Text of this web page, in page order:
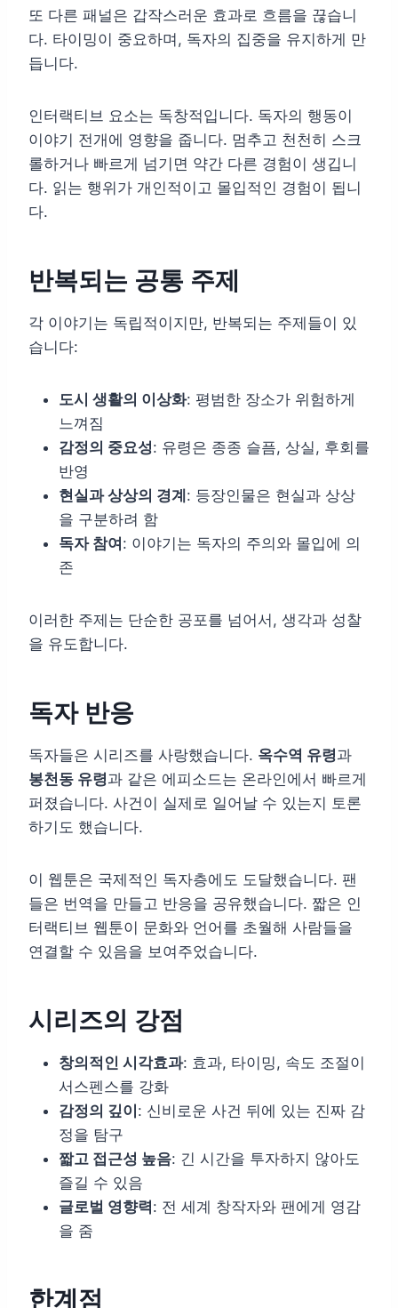
또 다른 패널은 갑작스러운 효과로 흐름을 끊습니
다. 타이밍이 중요하며, 독자의 집중을 유지하게 만
듭니다.
인터랙티브 요소는 독창적입니다. 독자의 행동이
이야기 전개에 영향을 줍니다. 멈추고 천천히 스크
롤하거나 빠르게 넘기면 약간 다른 경험이 생깁니
다. 읽는 행위가 개인적이고 몰입적인 경험이 됩니
다.
반복되는 공통 주제
각 이야기는 독립적이지만, 반복되는 주제들이 있
습니다:
도시 생활의 이상화: 평범한 장소가 위험하게
느껴짐
감정의 중요성: 유령은 종종 슬픔, 상실, 후회를
반영
현실과 상상의 경계: 등장인물은 현실과 상상
을 구분하려 함
독자 참여: 이야기는 독자의 주의와 몰입에 의
존
이러한 주제는 단순한 공포를 넘어서, 생각과 성찰
을 유도합니다.
독자 반응
독자들은 시리즈를 사랑했습니다. 옥수역 유령과
봉천동 유령과 같은 에피소드는 온라인에서 빠르게
퍼졌습니다. 사건이 실제로 일어날 수 있는지 토론
하기도 했습니다.
이 웹툰은 국제적인 독자층에도 도달했습니다. 팬
들은 번역을 만들고 반응을 공유했습니다. 짧은 인
터랙티브 웹툰이 문화와 언어를 초월해 사람들을
연결할 수 있음을 보여주었습니다.
시리즈의 강점
창의적인 시각효과: 효과, 타이밍, 속도 조절이
서스펜스를 강화
감정의 깊이: 신비로운 사건 뒤에 있는 진짜 감
정을 탐구
짧고 접근성 높음: 긴 시간을 투자하지 않아도
즐길 수 있음
글로벌 영향력: 전 세계 창작자와 팬에게 영감
을 줌
한계점